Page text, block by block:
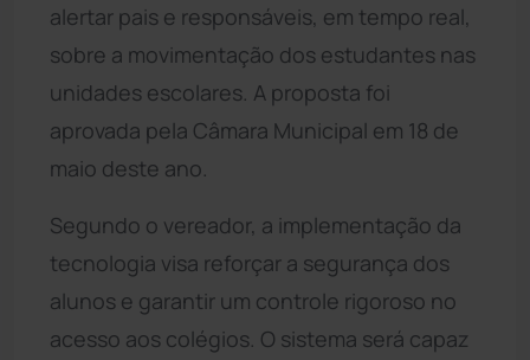
alertar pais e responsáveis, em tempo real,
sobre a movimentação dos estudantes nas
unidades escolares. A proposta foi
aprovada pela Câmara Municipal em 18 de
maio deste ano.
Segundo o vereador, a implementação da
tecnologia visa reforçar a segurança dos
alunos e garantir um controle rigoroso no
acesso aos colégios. O sistema será capaz